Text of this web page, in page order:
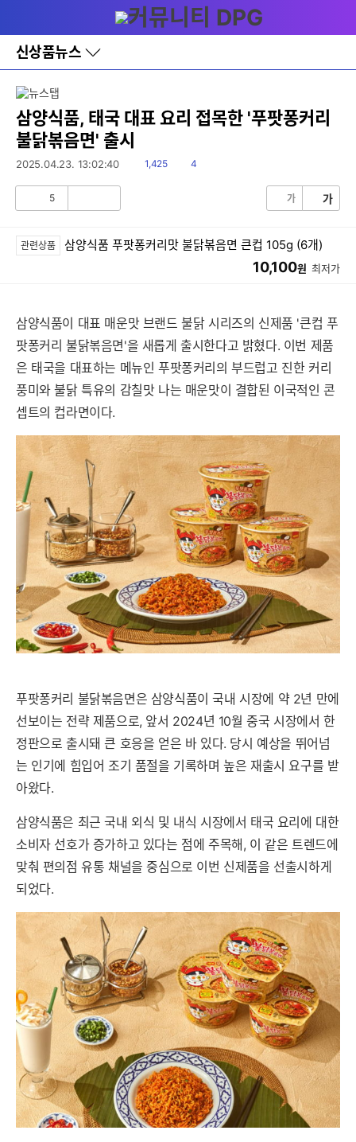
와
홈
신상품뉴스
바
로
레
이
어
창
토
삼양식품, 태국 대표 요리 접목한 '푸팟퐁커리
불닭볶음면' 출시
2025.04.23. 13:02:40
읽
1,425
댓
4
5 가 가
관련상품 삼양식품 푸팟퐁커리맛 불닭볶음면 큰컵 105g (6개)
10,100원 최저가
삼양식품이 대표 매운맛 브랜드 불닭 시리즈의 신제품 '큰컵 푸
팟퐁커리 불닭볶음면'을 새롭게 출시한다고 밝혔다. 이번 제품
은 태국을 대표하는 메뉴인 푸팟퐁커리의 부드럽고 진한 커리
풍미와 불닭 특유의 감칠맛 나는 매운맛이 결합된 이국적인 콘
셉트의 컵라면이다.
푸팟퐁커리 불닭볶음면은 삼양식품이 국내 시장에 약 2년 만에
선보이는 전략 제품으로, 앞서 2024년 10월 중국 시장에서 한
정판으로 출시돼 큰 호응을 얻은 바 있다. 당시 예상을 뛰어넘
는 인기에 힘입어 조기 품절을 기록하며 높은 재출시 요구를 받
아왔다.
삼양식품은 최근 국내 외식 및 내식 시장에서 태국 요리에 대한
소비자 선호가 증가하고 있다는 점에 주목해, 이 같은 트렌드에
맞춰 편의점 유통 채널을 중심으로 이번 신제품을 선출시하게
되었다.